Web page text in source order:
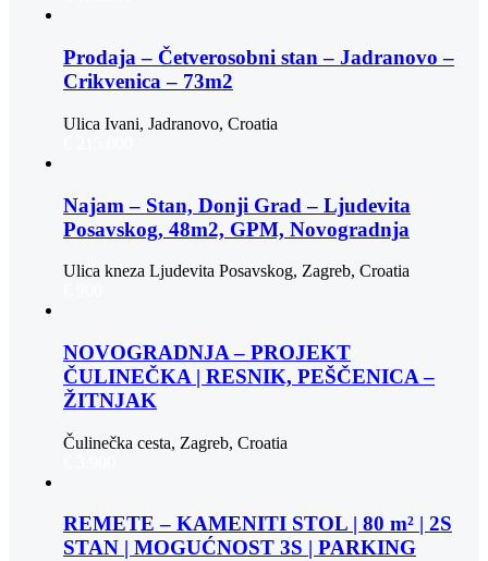
Prodaja – Četverosobni stan – Jadranovo –
Crikvenica – 73m2
Ulica Ivani, Jadranovo, Croatia
Najam – Stan, Donji Grad – Ljudevita
Posavskog, 48m2, GPM, Novogradnja
Ulica kneza Ljudevita Posavskog, Zagreb, Croatia
NOVOGRADNJA – PROJEKT
ČULINEČKA | RESNIK, PEŠČENICA –
ŽITNJAK
Čulinečka cesta, Zagreb, Croatia
REMETE – KAMENITI STOL | 80 m² | 2S
STAN | MOGUĆNOST 3S | PARKING